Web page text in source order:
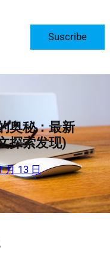
Suscribe
奥秘：最新
探索发现)
月 13 日